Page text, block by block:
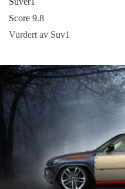
Score 9.8
Vurdert av Suv1